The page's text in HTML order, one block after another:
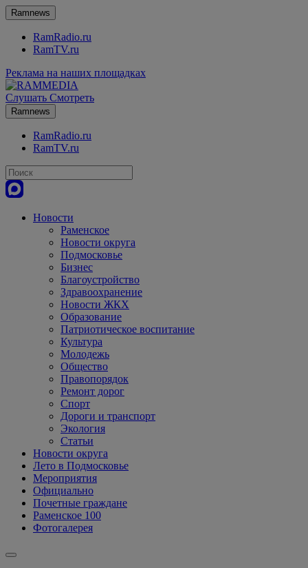
Ramnews
RamRadio.ru
RamTV.ru
Реклама на наших площадках
Слушать Смотреть
Ramnews
RamRadio.ru
RamTV.ru
Новости
Раменское
Новости округа
Подмосковье
Бизнес
Благоустройство
Здравоохранение
Новости ЖКХ
Образование
Патриотическое воспитание
Культура
Молодежь
Общество
Правопорядок
Ремонт дорог
Спорт
Дороги и транспорт
Экология
Статьи
Новости округа
Лето в Подмосковье
Мероприятия
Официально
Почетные граждане
Раменское 100
Фотогалерея